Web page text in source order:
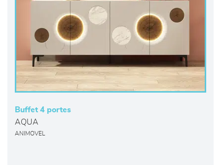
Buffet 4 portes
AQUA
ANIMOVEL